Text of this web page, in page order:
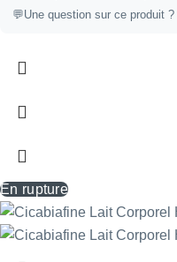
💬Une question sur ce produit ?
En rupture